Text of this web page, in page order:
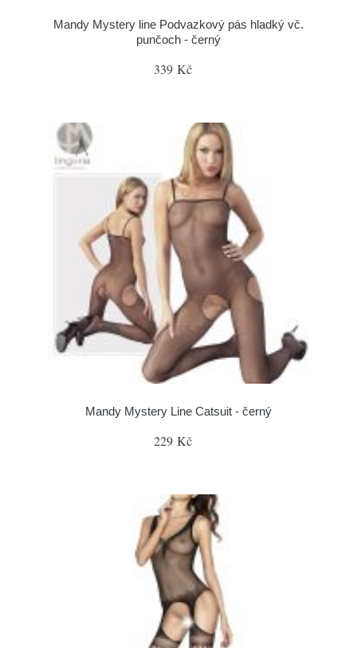
Mandy Mystery line Podvazkový pás hladký vč.
punčoch - černý
339 Kč
Mandy Mystery Line Catsuit - černý
229 Kč